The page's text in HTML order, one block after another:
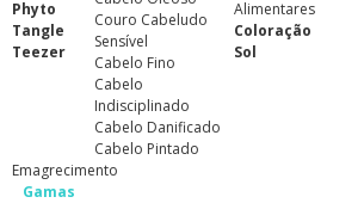
Phyto
Tangle
Teezer
Couro Cabeludo
Sensível
Cabelo Fino
Cabelo
Indisciplinado
Cabelo Danificado
Cabelo Pintado
Alimentares
Coloração
Sol
Emagrecimento
Gamas